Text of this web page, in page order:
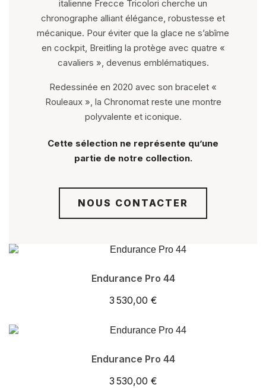
italienne Frecce Tricolori cherche un
chronographe alliant élégance, robustesse et
mécanique. Pour éviter que la glace ne s’abîme
en cockpit, Breitling la protège avec quatre «
cavaliers », devenus emblématiques.
Redessinée en 2020 avec son bracelet «
Rouleaux », la Chronomat reste une montre
polyvalente et iconique.
Cette sélection ne représente qu’une
partie de notre collection.
NOUS CONTACTER
Endurance Pro 44
3 530,00 €
Endurance Pro 44
3 530,00 €